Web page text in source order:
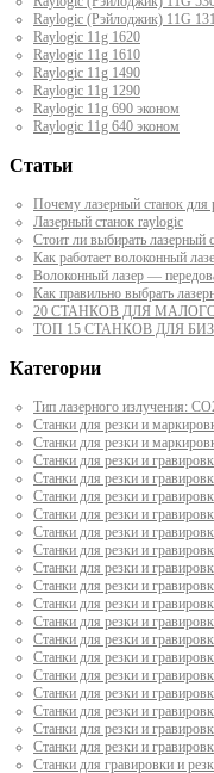
Raylogic (Рэйлоджик) 11G
Raylogic 11g 1620
Raylogic 11g 1610
Raylogic 11g 1490
Raylogic 11g 1290
Raylogic 11g 690 эконом
Raylogic 11g 640 эконом
Статьи
Почему лазерный станок
Лазерный станок raylogic
Стоит ли выбирать лазерный
Как работает волоконный
Волоконный лазер —
Как правильно выбрать
20 СТАНКОВ ДЛЯ
ТОП 15 СТАНКОВ ДЛЯ
Категории
Тип лазерного излучения:
Станки для резки и
Станки для резки и
Станки для резки и
Станки для резки и
Станки для резки и
Станки для резки и
Станки для резки и
Станки для резки и
Станки для резки и
Станки для резки и
Станки для резки и
Станки для резки и
Станки для резки и
Станки для резки и
Станки для резки и
Станки для резки и
Станки для резки и
Станки для резки и
Станки для резки и
Станки для гравировки и